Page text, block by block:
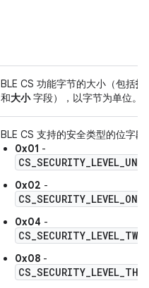
BLE CS 功能字节的大小（包括技
和大小字段），以字节为单位。
BLE CS 支持的安全类型的位字段
0x01 -
0x02 -
CS_SECURITY_LEVEL_ONE
0x04 -
CS_SECURITY_LEVEL_TWO
0x08 -